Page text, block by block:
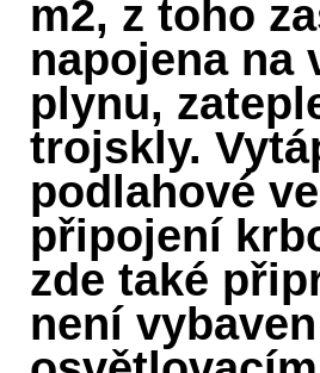
m2, z toho
napojena na
plynu,
trojskly.
podlahové
připojení
zde také
není